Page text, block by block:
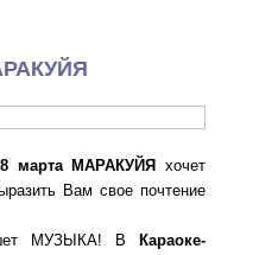
8 марта МАРАКУЙЯ
хочет
Вам свое почтение
МУЗЫКА! В
Караоке-